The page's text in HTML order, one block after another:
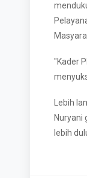
"Kader
Lebih
Nuryani
lebih